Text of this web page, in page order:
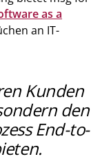
as a
an IT-
Kunden
den
End-to-